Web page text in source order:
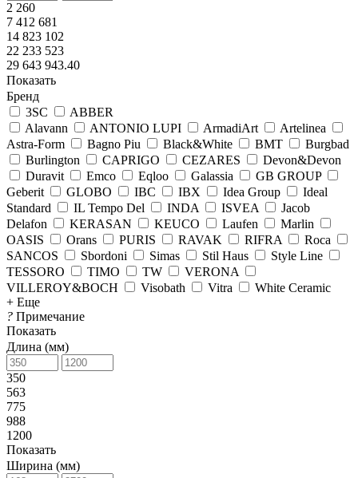
2 260
7 412 681
14 823 102
22 233 523
29 643 943.40
Показать
Бренд
3SC
ABBER
Alavann
ANTONIO LUPI ArmadiArt
Artelinea
Astra-Form
Bagno Piu Black&White BMT
Burgbad
Burlington
CAPRIGO CEZARES
Devon&Devon
Duravit
Emco Eqloo Galassia
GB GROUP
Geberit
GLOBO IBC IBX Idea Group
Ideal
Standard
IL Tempo Del INDA ISVEA
Jacob
Delafon
KERASAN KEUCO Laufen
Marlin
OASIS
Orans PURIS RAVAK RIFRA
Roca
SANCOS
Sbordoni Simas Stil Haus
Style Line
TESSORO
TIMO TW
VERONA
VILLEROY&BOCH
Visobath Vitra
White Ceramic
+ Еще
? Примечание
Показать
Длина (мм)
350
563
775
988
1200
Показать
Ширина (мм)